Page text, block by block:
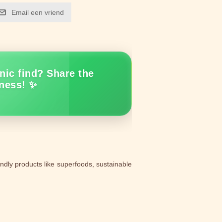
Email een vriend
find? Share the
✨
products like superfoods, sustainable